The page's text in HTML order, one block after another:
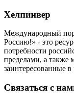
Хелпинвер
Международный
Россию!» - это
потребности
пределами, а также
заинтересованные
Связаться с